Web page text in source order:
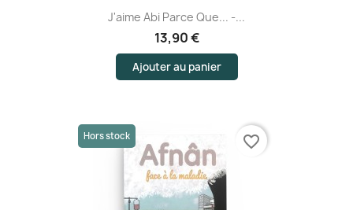
J'aime Abi Parce Que... -...
13,90 €
Ajouter au panier
Hors stock favorite_border